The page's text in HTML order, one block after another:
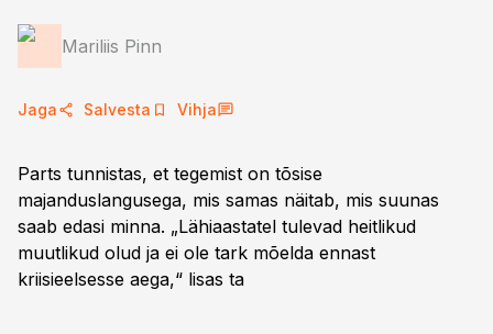
Mariliis Pinn
Jaga Salvesta Vihja
Parts tunnistas, et tegemist on tõsise
majanduslangusega, mis samas näitab, mis suunas
saab edasi minna. „Lähiaastatel tulevad heitlikud
muutlikud olud ja ei ole tark mõelda ennast
kriisieelsesse aega,“ lisas ta